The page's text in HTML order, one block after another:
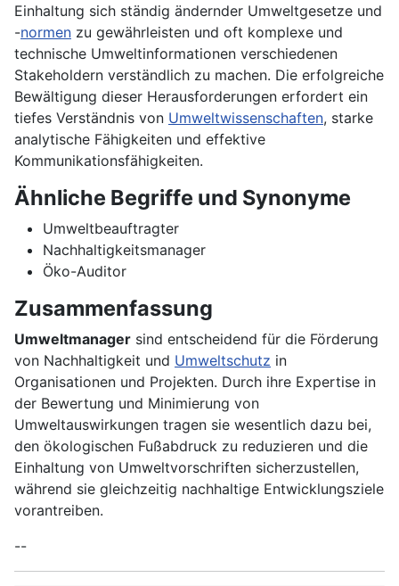
Einhaltung sich ständig ändernder Umweltgesetze und
-normen zu gewährleisten und oft komplexe und
technische Umweltinformationen verschiedenen
Stakeholdern verständlich zu machen. Die erfolgreiche
Bewältigung dieser Herausforderungen erfordert ein
tiefes Verständnis von Umweltwissenschaften, starke
analytische Fähigkeiten und effektive
Kommunikationsfähigkeiten.
Ähnliche Begriffe und Synonyme
Umweltbeauftragter
Nachhaltigkeitsmanager
Öko-Auditor
Zusammenfassung
Umweltmanager sind entscheidend für die Förderung
von Nachhaltigkeit und Umweltschutz in
Organisationen und Projekten. Durch ihre Expertise in
der Bewertung und Minimierung von
Umweltauswirkungen tragen sie wesentlich dazu bei,
den ökologischen Fußabdruck zu reduzieren und die
Einhaltung von Umweltvorschriften sicherzustellen,
während sie gleichzeitig nachhaltige Entwicklungsziele
vorantreiben.
--